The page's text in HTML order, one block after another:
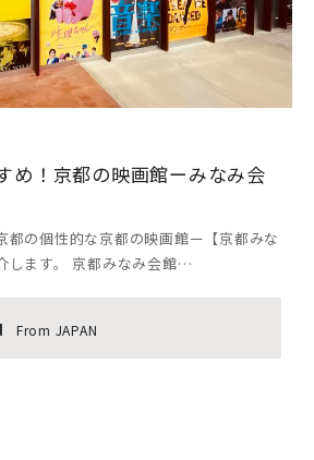
め！京都の映画館ーみなみ会
都の個性的な京都の映画館ー【京都みな
します。 京都みなみ会館…
From JAPAN